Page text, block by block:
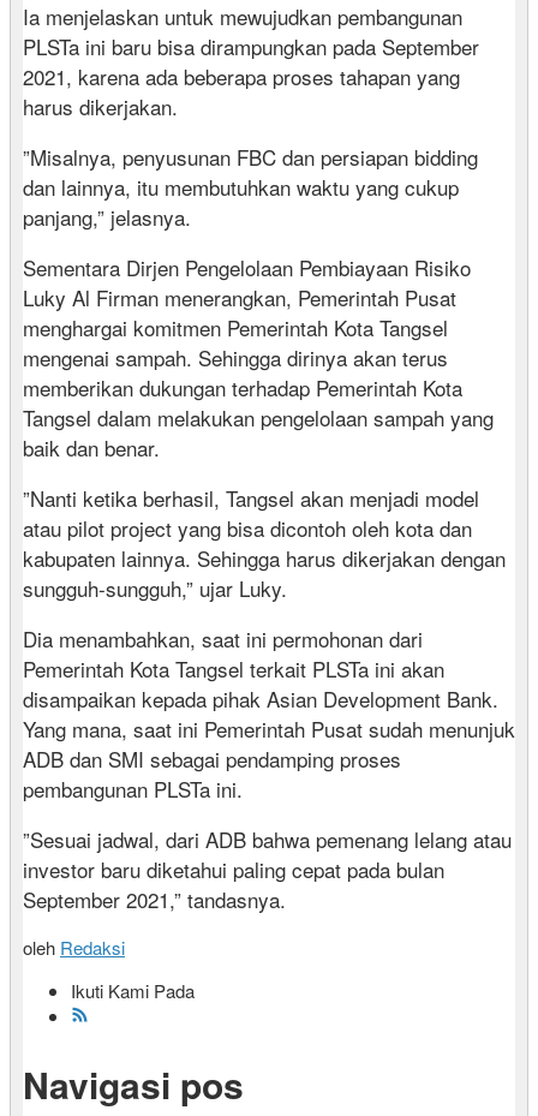
Ia menjelaskan untuk mewujudkan pembangunan
PLSTa ini baru bisa dirampungkan pada September
2021, karena ada beberapa proses tahapan yang
harus dikerjakan.
”Misalnya, penyusunan FBC dan persiapan bidding
dan lainnya, itu membutuhkan waktu yang cukup
panjang,” jelasnya.
Sementara Dirjen Pengelolaan Pembiayaan Risiko
Luky Al Firman menerangkan, Pemerintah Pusat
menghargai komitmen Pemerintah Kota Tangsel
mengenai sampah. Sehingga dirinya akan terus
memberikan dukungan terhadap Pemerintah Kota
Tangsel dalam melakukan pengelolaan sampah yang
baik dan benar.
”Nanti ketika berhasil, Tangsel akan menjadi model
atau pilot project yang bisa dicontoh oleh kota dan
kabupaten lainnya. Sehingga harus dikerjakan dengan
sungguh-sungguh,” ujar Luky.
Dia menambahkan, saat ini permohonan dari
Pemerintah Kota Tangsel terkait PLSTa ini akan
disampaikan kepada pihak Asian Development Bank.
Yang mana, saat ini Pemerintah Pusat sudah menunjuk
ADB dan SMI sebagai pendamping proses
pembangunan PLSTa ini.
”Sesuai jadwal, dari ADB bahwa pemenang lelang atau
investor baru diketahui paling cepat pada bulan
September 2021,” tandasnya.
oleh Redaksi
Ikuti Kami Pada
Navigasi pos